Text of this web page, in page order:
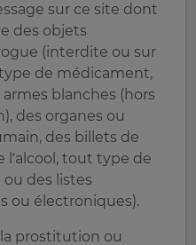
sur ce site dont
des objets
(interdite ou sur
de médicament,
blanches (hors
des organes ou
des billets de
l’alcool, tout type de
des listes
ou électroniques).
prostitution ou